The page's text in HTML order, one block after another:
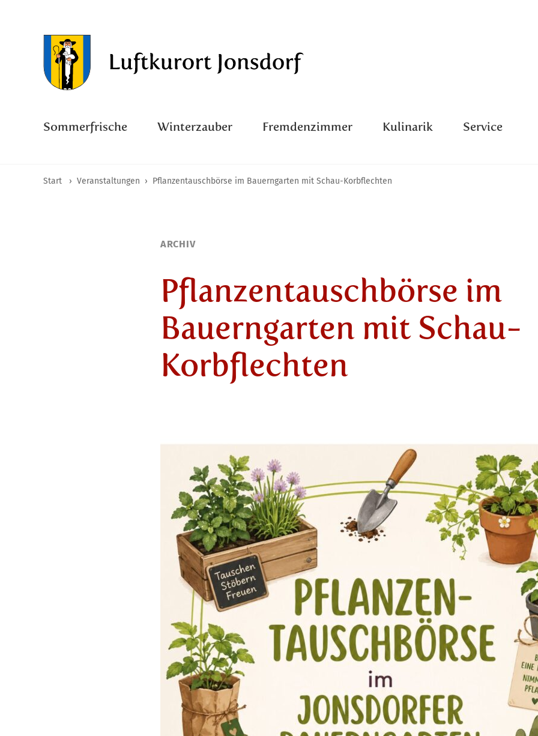
Sommerfrische Winterzauber Fremdenzimmer Kulinarik Service
Start › Veranstaltungen › Pflanzentauschbörse im Bauerngarten mit Schau-Korbflechten
ARCHIV
Pflanzentauschbörse im
Bauerngarten mit Schau-
Korbflechten